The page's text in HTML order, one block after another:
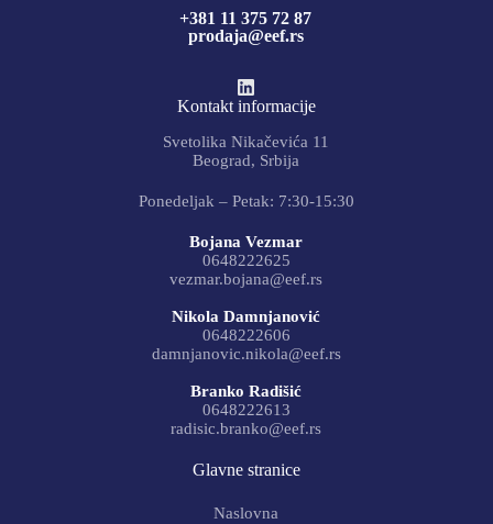
+381 11 375 72 87
prodaja@eef.rs
Kontakt informacije
Svetolika Nikačevića 11
Beograd, Srbija
Ponedeljak – Petak: 7:30-15:30
Bojana Vezmar
0648222625
vezmar.bojana@eef.rs
Nikola Damnjanović
0648222606
damnjanovic.nikola@eef.rs
Branko Radišić
0648222613
radisic.branko@eef.rs
Glavne stranice
Naslovna